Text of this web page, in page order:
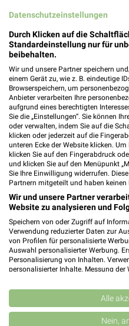
50,5 km
Dieter Knoll
Gültig bis Fr. 14.08.
REWE
Datenschutzeinstellungen
Durch Klicken auf die
Standardeinstellung nur für
beibehalten.
Wir und unsere Partner speichern
einem Gerät zu, wie z. B. eindeutige
Browserspeichern, um
Anbieter verarbeiten Ihre
aufgrund eines berechtigten
Sie die „Einstellungen“. Sie können
oder verwalten, indem Sie auf die
klicken oder jederzeit auf die
unteren Ecke der Website klicken.
klicken Sie auf den Fingerabdruck
und klicken Sie auf den Menüpunkt
Sie Ihre Einwilligung widerrufen.
Partnern mitgeteilt und haben
Wir und unsere Partner
Website zu analysieren und
Speichern von oder Zugriff auf
Verwendung reduzierter Daten zur
von Profilen für personalisierte
Auswahl personalisierter Werbung.
Personalisierung von Inhalten.
personalisierter Inhalte. Messung der
Kombinationen von Daten aus
Verbesserung der Angebote.
von Inhalten.
Daten können außerhalb der
Alle
Nein,